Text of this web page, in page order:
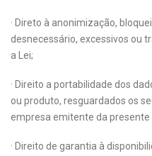
· Direto à anonimização,
desnecessário, excessivos ou
a Lei;
· Direito a portabilidade dos
ou produto, resguardados os
empresa emitente da presente
· Direito de garantia à